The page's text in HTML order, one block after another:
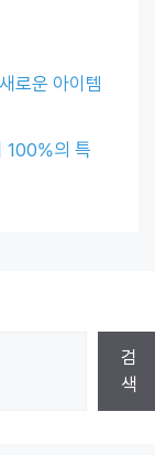
로운 아이템
100%의 특
검
색